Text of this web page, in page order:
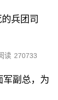
兵团司
读 270733
军副总，为